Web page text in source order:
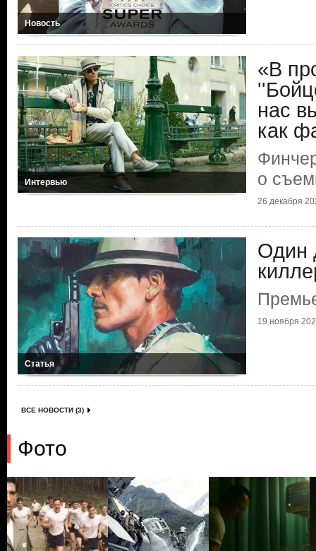
Новость
Интервью
«В
нас
как
о
26 декабря
Статья
Один
19 ноября
ВСЕ НОВОСТИ (3)
Фото